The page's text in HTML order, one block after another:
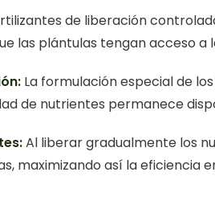
de liberación
las plántulas tengan acceso
La formulación especial de
de nutrientes permanece
Al liberar gradualmente los
maximizando así la eficiencia